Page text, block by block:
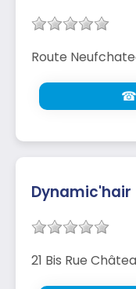
Route
☎
Dynamic'hair
21 Bis Rue